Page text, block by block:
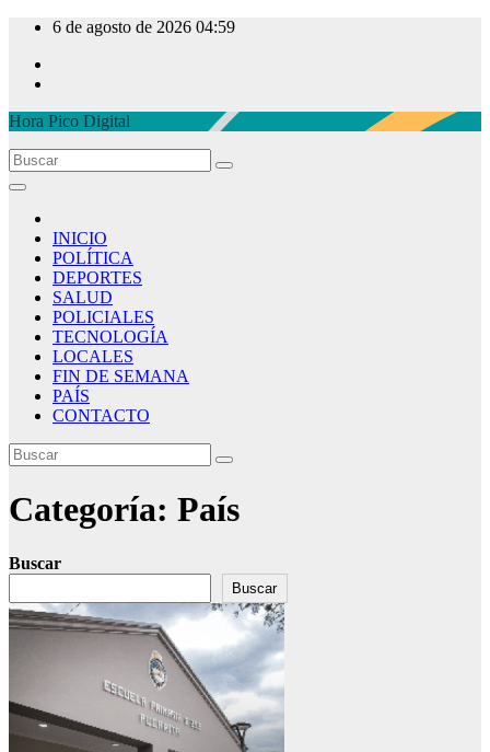
contenido
6 de agosto de 2026 04:59
Hora Pico Digital
INICIO
POLÍTICA
DEPORTES
SALUD
POLICIALES
TECNOLOGÍA
LOCALES
FIN DE SEMANA
PAÍS
CONTACTO
Categoría: País
Buscar
Buscar